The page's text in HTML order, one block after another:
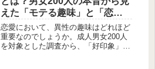
いに、西澤アナも驚きを隠せない様
子。賢作も結婚というものの奥深さを
感じています。
えた「モテる趣味」と「恋愛
NGポイント」
恋愛において、異性の趣味はどれほど
重要なのでしょうか。成人男女200人
を対象とした調査から、「好印象」を